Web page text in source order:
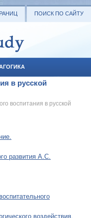
ПОИСК ПО САЙТУ
в русской
воспитания в русской
развития А.С.
воздействия.